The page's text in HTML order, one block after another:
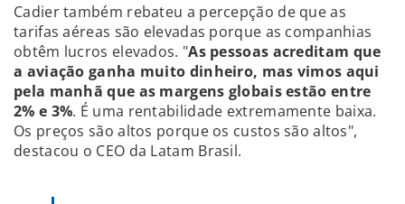
Cadier também rebateu a percepção de que as
tarifas aéreas são elevadas porque as companhias
obtêm lucros elevados. "As pessoas acreditam que
a aviação ganha muito dinheiro, mas vimos aqui
pela manhã que as margens globais estão entre
2% e 3%. É uma rentabilidade extremamente baixa.
Os preços são altos porque os custos são altos",
destacou o CEO da Latam Brasil.